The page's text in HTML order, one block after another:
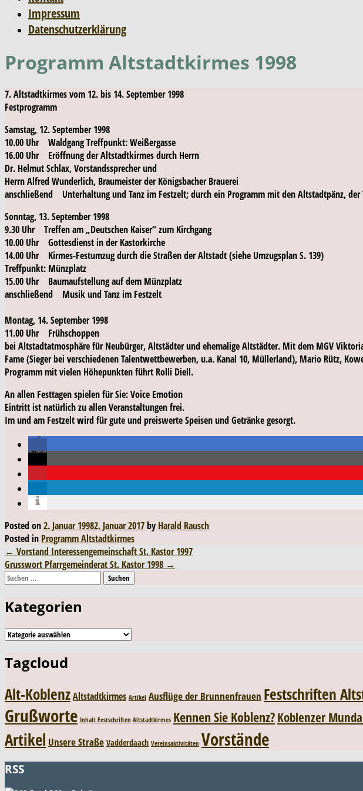
Impressum
Datenschutzerklärung
Programm Altstadtkirmes 1998
7. Altstadtkirmes vom 12. bis 14. September 1998
Festprogramm
Samstag, 12. September 1998
10.00 Uhr Waldgang Treffpunkt: Weißergasse
16.00 Uhr Eröffnung der Altstadtkirmes durch Herrn
Dr. Helmut Schlax, Vorstandssprecher und
Herrn Alfred Wunderlich, Braumeister der Königsbacher Brauerei
anschließend Unterhaltung und Tanz im Festzelt; durch ein Programm mit den Altstadtpänz,
Sonntag, 13. September 1998
9.30 Uhr Treffen am „Deutschen Kaiser“ zum Kirchgang
10.00 Uhr Gottesdienst in der Kastorkirche
14.00 Uhr Kirmes-Festumzug durch die Straßen der Altstadt (siehe Umzugsplan S. 139)
Treffpunkt: Münzplatz
15.00 Uhr Baumaufstellung auf dem Münzplatz
anschließend Musik und Tanz im Festzelt
Montag, 14. September 1998
11.00 Uhr Frühschoppen
bei Altstadtatmosphäre für Neubürger, Altstädter und ehemalige Altstädter. Mit dem MGV
Fame (Sieger bei verschiedenen Talentwettbewerben, u.a. Kanal 10, Müllerland), Mario Rütz,
Programm mit vielen Höhepunkten führt Rolli Diell.
An allen Festtagen spielen für Sie: Voice Emotion
Eintritt ist natürlich zu allen Veranstaltungen frei.
Im und am Festzelt wird für gute und preiswerte Speisen und Getränke gesorgt.
Posted on2. Januar 19982. Januar 2017by Harald Rausch
Posted in Programm Altstadtkirmes
Post
navigation
← Vorstand Interessengemeinschaft St. Kastor 1997
Grusswort Pfarrgemeinderat St. Kastor 1998 →
Suchen
nach:
Kategorien
Kategorien
Tagcloud
Alt-KoblenzAltstadtkirmes Artikel Ausflüge der Brunnenfrauen Festschriften
Grußworte Inhalt Festschriften Altstadtkirmes Kennen Sie Koblenz?Koblenzer
Artikel Unsere Straße Vadderdaach Vereinsaktivitäten Vorstände
RSS